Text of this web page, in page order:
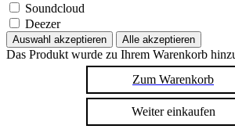
Soundcloud
Deezer
Auswahl akzeptieren Alle akzeptieren
Das Produkt wurde zu Ihrem Warenkorb
Zum Warenkorb
Weiter einkaufen